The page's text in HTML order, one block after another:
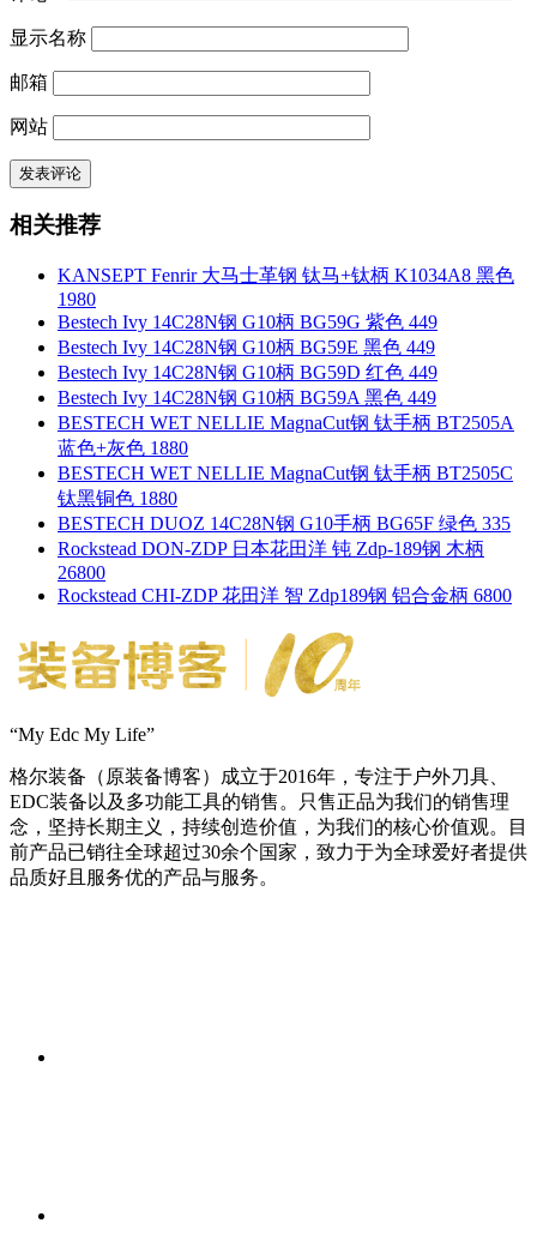
显示名称
邮箱
网站
相关推荐
KANSEPT Fenrir 大马士革钢 钛马+钛柄 K1034A8 黑色
1980
Bestech Ivy 14C28N钢 G10柄 BG59G 紫色 449
Bestech Ivy 14C28N钢 G10柄 BG59E 黑色 449
Bestech Ivy 14C28N钢 G10柄 BG59D 红色 449
Bestech Ivy 14C28N钢 G10柄 BG59A 黑色 449
BESTECH WET NELLIE MagnaCut钢 钛手柄 BT2505A
蓝色+灰色 1880
BESTECH WET NELLIE MagnaCut钢 钛手柄 BT2505C
钛黑铜色 1880
BESTECH DUOZ 14C28N钢 G10手柄 BG65F 绿色 335
Rockstead DON-ZDP 日本花田洋 钝 Zdp-189钢 木柄
26800
Rockstead CHI-ZDP 花田洋 智 Zdp189钢 铝合金柄 6800
“My Edc My Life”
格尔装备（原装备博客）成立于2016年，专注于户外刀具、
EDC装备以及多功能工具的销售。只售正品为我们的销售理
念，坚持长期主义，持续创造价值，为我们的核心价值观。目
前产品已销往全球超过30余个国家，致力于为全球爱好者提供
品质好且服务优的产品与服务。